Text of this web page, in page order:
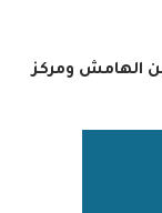
الهامش ومركز